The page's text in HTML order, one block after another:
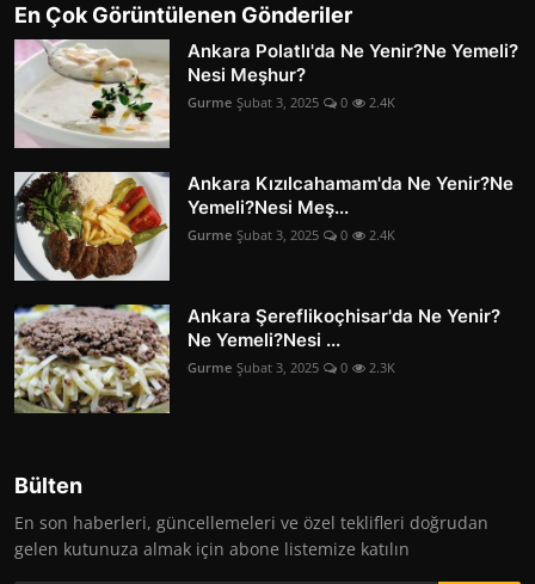
En Çok Görüntülenen Gönderiler
Ankara Polatlı'da Ne Yenir?Ne Yemeli?
Nesi Meşhur?
Gurme Şubat 3, 2025 0 2.4K
Ankara Kızılcahamam'da Ne Yenir?Ne
Yemeli?Nesi Meş...
Gurme Şubat 3, 2025 0 2.4K
Ankara Şereflikoçhisar'da Ne Yenir?
Ne Yemeli?Nesi ...
Gurme Şubat 3, 2025 0 2.3K
Bülten
En son haberleri, güncellemeleri ve özel teklifleri doğrudan
gelen kutunuza almak için abone listemize katılın